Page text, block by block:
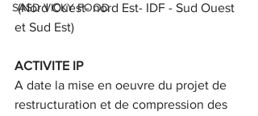
SASD VICKY FOOD
(Nord Ouest- nord Est- IDF - Sud Ouest
et Sud Est)
ACTIVITE IP
A date la mise en oeuvre du projet de
restructuration et de compression des